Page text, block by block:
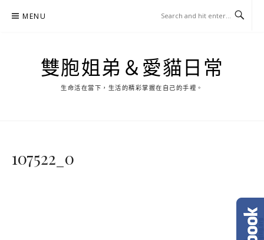
MENU
雙胞姐弟＆愛貓日常
生命活在當下，生活的精彩掌握在自己的手裡。
107522_0